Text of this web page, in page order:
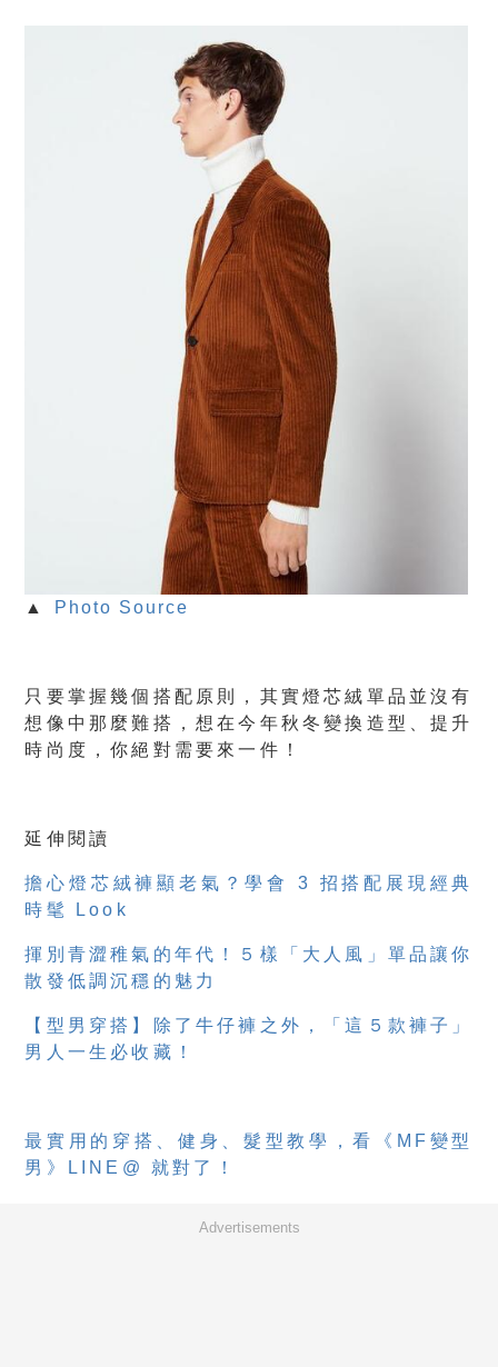
▲ Photo Source
只要掌握幾個搭配原則，其實燈芯絨單品並沒有
想像中那麼難搭，想在今年秋冬變換造型、提升
時尚度，你絕對需要來一件！
延伸閱讀
擔心燈芯絨褲顯老氣？學會 3 招搭配展現經典
時髦 Look
揮別青澀稚氣的年代！５樣「大人風」單品讓你
散發低調沉穩的魅力
【型男穿搭】除了牛仔褲之外，「這５款褲子」
男人一生必收藏！
最實用的穿搭、健身、髮型教學，看《MF變型
男》LINE@ 就對了！
Advertisements